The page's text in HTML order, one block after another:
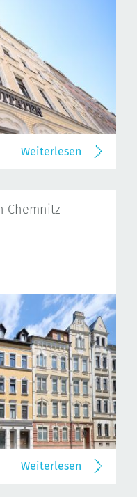
Weiterlesen
Chemnitz-
Weiterlesen